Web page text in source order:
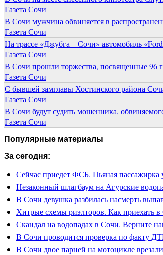
Газета Сочи
В Сочи мужчина обвиняется в
Газета Сочи
На трассе «Джубга – Сочи» автомобиль
Газета Сочи
В Сочи прошли торжества, посвященные 96
Газета Сочи
С бывшей замглавы Хостинского района
Газета Сочи
В Сочи будут судить мошенника,
Газета Сочи
Популярные материалы
За сегодня:
Сейчас приедет ФСБ. Пьяная пассажирка
Незаконный шлагбаум на Агурские
В Сочи девушка разбилась насмерть
Хитрые схемы риэлторов. Как приехать
Скандал на водопадах в Сочи. Верните
В Сочи проводится проверка по факту
В Сочи двое парней на мотоцикле